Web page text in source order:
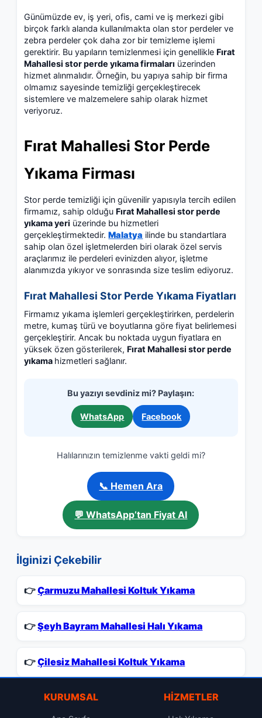
Günümüzde ev, iş yeri, ofis, cami ve iş merkezi gibi
birçok farklı alanda kullanılmakta olan stor perdeler ve
zebra perdeler çok daha zor bir temizleme işlemi
gerektirir. Bu yapıların temizlenmesi için genellikle Fırat
Mahallesi stor perde yıkama firmaları üzerinden
hizmet alınmalıdır. Örneğin, bu yapıya sahip bir firma
olmamız sayesinde temizliği gerçekleştirecek
sistemlere ve malzemelere sahip olarak hizmet
veriyoruz.
Fırat Mahallesi Stor Perde
Yıkama Firması
Stor perde temizliği için güvenilir yapısıyla tercih edilen
firmamız, sahip olduğu Fırat Mahallesi stor perde
yıkama yeri üzerinde bu hizmetleri
gerçekleştirmektedir.Malatya ilinde bu standartlara
sahip olan özel işletmelerden biri olarak özel servis
araçlarımız ile perdeleri evinizden alıyor, işletme
alanımızda yıkıyor ve sonrasında size teslim ediyoruz.
Fırat Mahallesi Stor Perde Yıkama Fiyatları
Firmamız yıkama işlemleri gerçekleştirirken, perdelerin
metre, kumaş türü ve boyutlarına göre fiyat belirlemesi
gerçekleştirir. Ancak bu noktada uygun fiyatlara en
yüksek özen gösterilerek, Fırat Mahallesi stor perde
yıkama hizmetleri sağlanır.
Bu yazıyı sevdiniz mi? Paylaşın:
WhatsApp Facebook
Halılarınızın temizlenme vakti geldi mi?
📞 Hemen Ara
💬 WhatsApp’tan Fiyat Al
İlginizi Çekebilir
👉Çarmuzu Mahallesi Koltuk Yıkama
👉Şeyh Bayram Mahallesi Halı Yıkama
👉Çilesiz Mahallesi Koltuk Yıkama
KURUMSAL HIZMETLER